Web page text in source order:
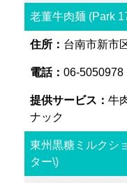
老董牛肉麺 (Park
台南市新市
06-5050978
牛
ナック
東州黒糖ミルクシ
ター\)